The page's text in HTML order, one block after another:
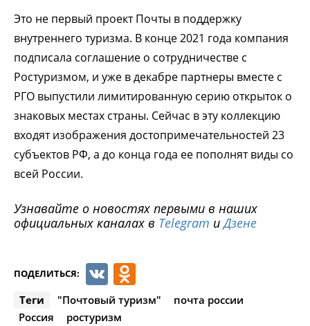
Это не первый проект Почты в поддержку
внутреннего туризма. В конце 2021 года компания
подписала соглашение о сотрудничестве с
Ростуризмом, и уже в декабре партнеры вместе с
РГО выпустили лимитированную серию открыток о
знаковых местах страны. Сейчас в эту коллекцию
входят изображения достопримечательностей 23
субъектов РФ, а до конца года ее пополнят виды со
всей России.
Узнавайте о новостях первыми в наших
официальных каналах в Telegram иДзене
ПОДЕЛИТЬСЯ: VK
Теги "Почтовый туризм"
почта россии
Россия
ростуризм